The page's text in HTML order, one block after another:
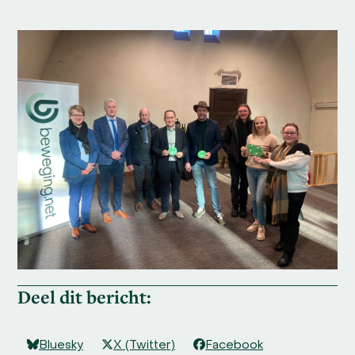
Deel dit bericht:
Bluesky X (Twitter) Facebook